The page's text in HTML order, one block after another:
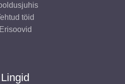
töid
Erisoovid
Lingid